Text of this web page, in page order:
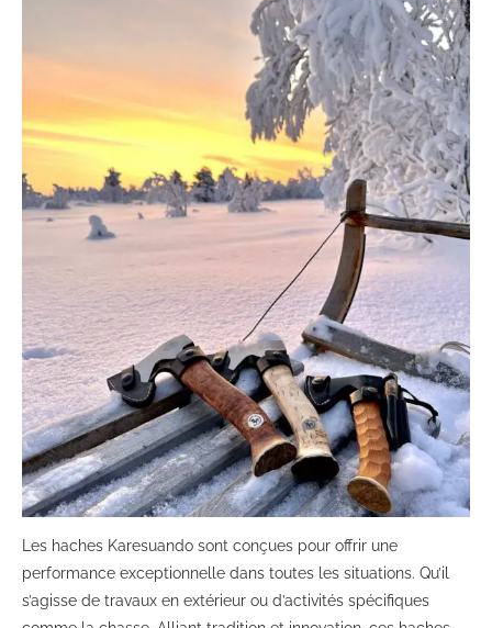
Les haches Karesuando sont conçues pour offrir une
performance exceptionnelle dans toutes les situations. Qu’il
s’agisse de travaux en extérieur ou d’activités spécifiques